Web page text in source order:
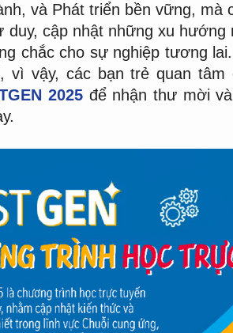
và Phát triển bền vững, mà
duy, cập nhật những xu hướng
chắc cho sự nghiệp tương
vì vậy, các bạn trẻ quan tâm
2025 để nhận thư mời